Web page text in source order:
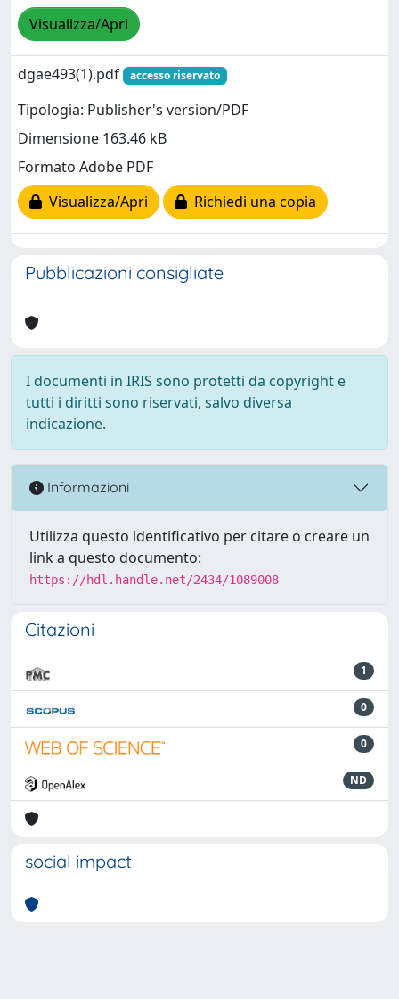
Visualizza/Apri
dgae493(1).pdf accesso riservato
Tipologia: Publisher's version/PDF
Dimensione 163.46 kB
Formato Adobe PDF
Visualizza/Apri
Richiedi una copia
Pubblicazioni consigliate
I documenti in IRIS sono protetti da copyright e
tutti i diritti sono riservati, salvo diversa
indicazione.
Informazioni
Utilizza questo identificativo per citare o creare un
link a questo documento:
https://hdl.handle.net/2434/1089008
Citazioni
1
0
0
ND
social impact